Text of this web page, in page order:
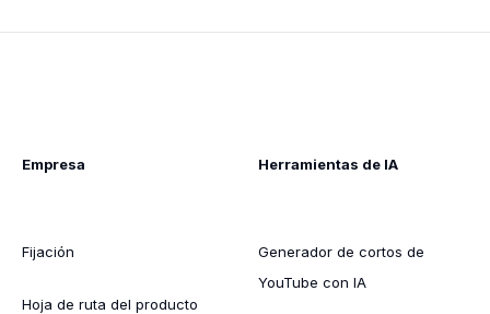
Empresa
Fijación
Hoja de ruta del producto
Herramientas de IA
Generador de cortos de
YouTube con IA